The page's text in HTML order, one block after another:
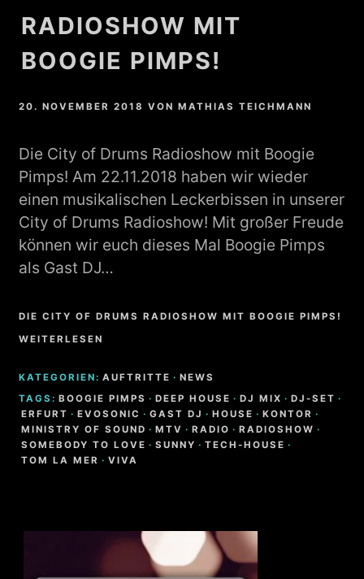
RADIOSHOW MIT
BOOGIE PIMPS!
20. NOVEMBER 2018 VONMATHIAS TEICHMANN
Die City of Drums Radioshow mit Boogie
Pimps! Am 22.11.2018 haben wir wieder
einen musikalischen Leckerbissen in unserer
City of Drums Radioshow! Mit großer Freude
können wir euch dieses Mal Boogie Pimps
als Gast DJ…
DIE CITY OF DRUMS RADIOSHOW MIT BOOGIE PIMPS!
WEITERLESEN
KATEGORIEN: AUFTRITTE · NEWS
TAGS: BOOGIE PIMPS · DEEP HOUSE · DJ MIX · DJ-SET ·
ERFURT · EVOSONIC · GAST DJ · HOUSE · KONTOR ·
MINISTRY OF SOUND · MTV · RADIO · RADIOSHOW ·
SOMEBODY TO LOVE · SUNNY · TECH-HOUSE ·
TOM LA MER · VIVA